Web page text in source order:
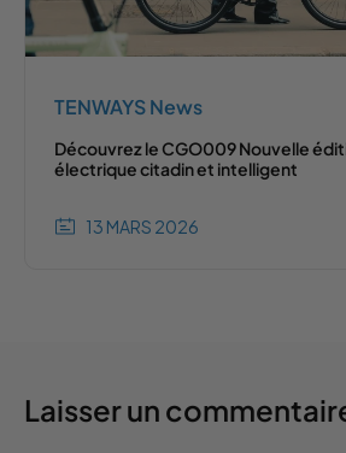
TENWAYS News
Découvrez le CGO009 Nouvelle
électrique citadin et intelligent
13 MARS 2026
Laisser un